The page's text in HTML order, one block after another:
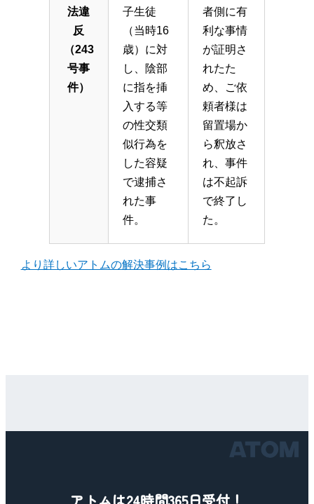
法違
反
（243
号事
件）
子生徒
（当時16
歳）に対
し、陰部
に指を挿
入する等
の性交類
似行為を
した容疑
で逮捕さ
れた事
件。
者側に有
利な事情
が証明さ
れたた
め、ご依
頼者様は
留置場か
ら釈放さ
れ、事件
は不起訴
で終了し
た。
より詳しいアトムの解決事例はこちら